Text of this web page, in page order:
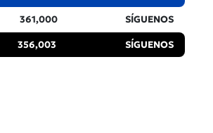
361,000 SÍGUENOS
356,003 SÍGUENOS